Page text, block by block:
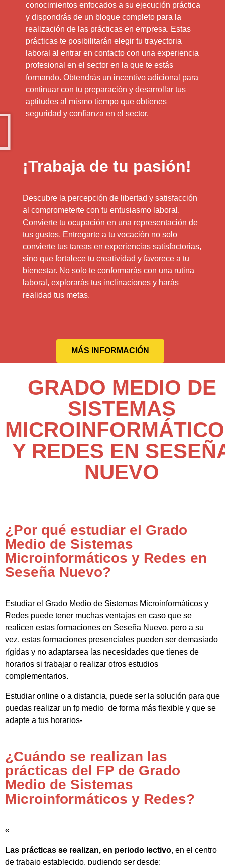
conocimientos enfocados a su ejecución práctica
y dispondrás de un bloque completo para la
realización de las prácticas en empresa. Estas
prácticas te posibilitarán elegir tu trayectoria
laboral al entrar en contacto con una experiencia
profesional en el sector en la que te estás
formando. Obtendrás un incentivo adicional para
continuar con tu preparación y desarrollar tus
aptitudes al mismo tiempo que obtienes
seguridad y confianza en el sector.
¡Trabaja de tu pasión!
Descubre la percepción de libertad y satisfacción
al comprometerte con tu entusiasmo laboral.
Convierte tu ocupación en una representación de
tus gustos. Entregarte a tu vocación no solo
convierte tus tareas en experiencias satisfactorias,
sino que fortalece tu creatividad y favorece a tu
bienestar. No solo te conformarás con una rutina
laboral, explorarás tus inclinaciones y harás
realidad tus metas.
MÁS INFORMACIÓN
GRADO MEDIO DE
SISTEMAS
Y REDES EN
NUEVO
¿Por qué estudiar el Grado
Medio de Sistemas
Microinformáticos y Redes en
Seseña Nuevo?
Estudiar el Grado Medio de Sistemas Microinformáticos y
Redes puede tener muchas ventajas en caso que se
realicen estas formaciones en Seseña Nuevo, pero a su
vez, estas formaciones presenciales pueden ser demasiado
rígidas y no adaptarsea las necesidades que tienes de
horarios si trabajar o realizar otros estudios
complementarios.
Estudiar online o a distancia, puede ser la solución para que
puedas realizar un fp medio de forma más flexible y que se
adapte a tus horarios-
¿Cuándo se realizan las
prácticas del FP de Grado
Medio de Sistemas
Microinformáticos y Redes?
«
Las prácticas se realizan, en periodo lectivo, en el centro
de trabajo establecido, pudiendo ser desde: